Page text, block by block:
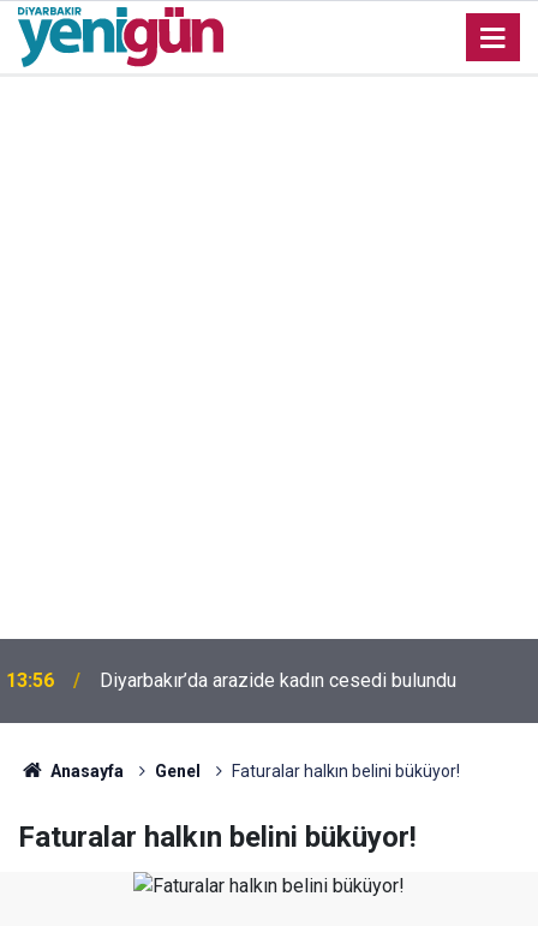
13:56 Diyarbakır’da arazide kadın cesedi bulundu
Anasayfa Genel Faturalar halkın belini büküyor!
Faturalar halkın belini büküyor!